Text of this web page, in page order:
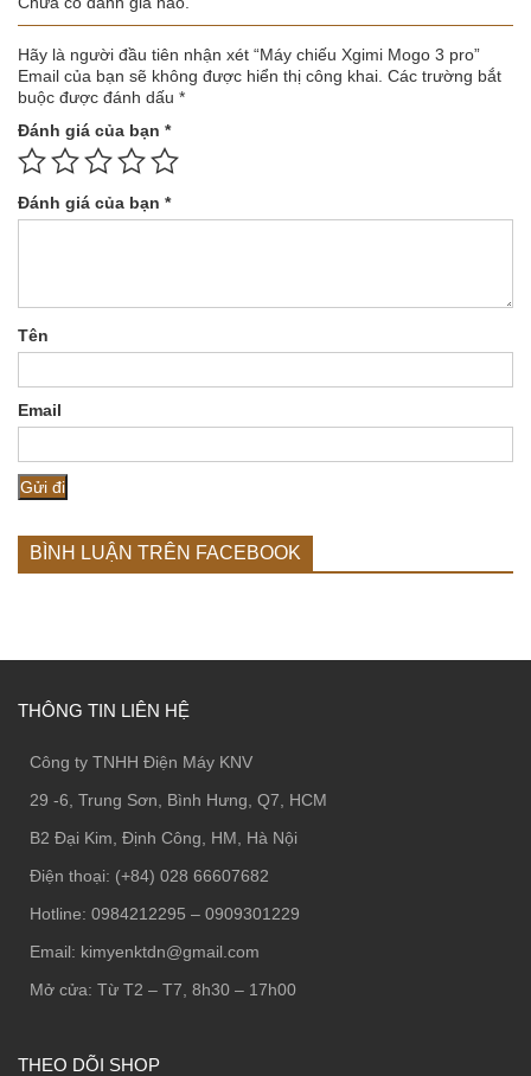
Hãy là người đầu tiên nhận xét “Máy chiếu Xgimi Mogo 3 pro”
Email của bạn sẽ không được hiển thị công khai. Các trường bắt
buộc được đánh dấu *
Đánh giá của bạn *
Đánh giá của bạn *
Tên
Email
BÌNH LUẬN TRÊN FACEBOOK
THÔNG TIN LIÊN HỆ
Công ty TNHH Điện Máy KNV
29 -6, Trung Sơn, Bình Hưng, Q7, HCM
B2 Đại Kim, Định Công, HM, Hà Nội
Điện thoại: (+84) 028 66607682
Hotline: 0984212295 – 0909301229
Email: kimyenktdn@gmail.com
Mở cửa: Từ T2 – T7, 8h30 – 17h00
THEO DÕI SHOP